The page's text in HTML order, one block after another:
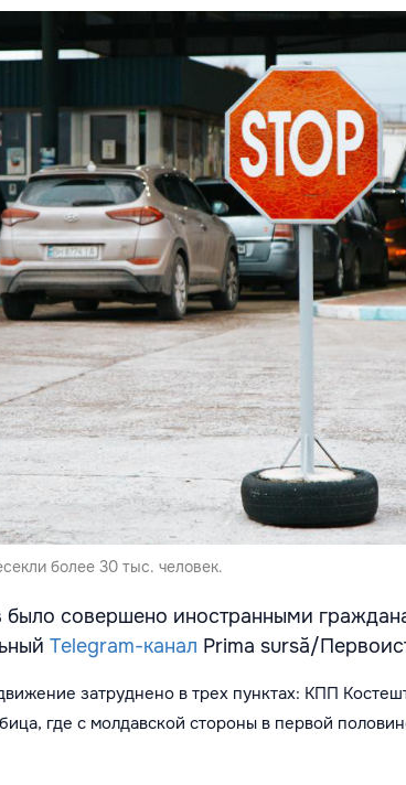
более 30 тыс. человек.
было совершено иностранными
Telegram-канал Prima sursă/
затруднено в трех пунктах: КПП
где с молдавской стороны в первой